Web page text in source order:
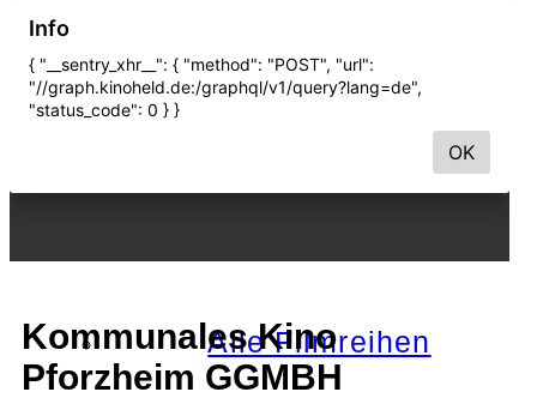
Nächster Monat
Alle Filmreihen
Kommunales Kino
Pforzheim GGMBH